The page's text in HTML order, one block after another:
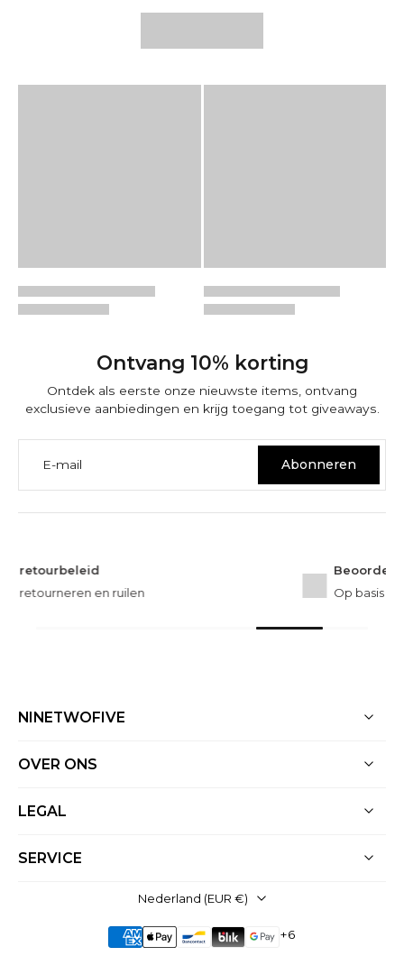
Ontvang 10% korting
Ontdek als eerste onze nieuwste items, ontvang
exclusieve aanbiedingen en krijg toegang tot giveaways.
E-mail Abonneren
Beoordeeld als uitstekend
Op basis van meer dan 3000 reviews
NINETWOFIVE
OVER ONS
LEGAL
SERVICE
Nederland ‎(EUR €)‎